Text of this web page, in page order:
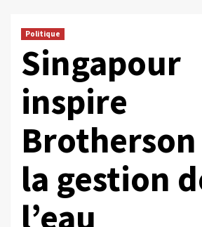
Politique
Singapour
inspire
la gestion
l’eau